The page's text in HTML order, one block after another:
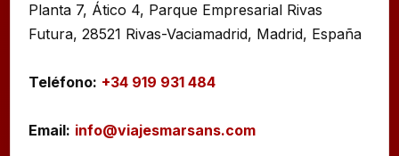
Planta 7, Ático 4, Parque Empresarial Rivas
Futura, 28521 Rivas-Vaciamadrid, Madrid, España
Teléfono: +34 919 931 484
Email: info@viajesmarsans.com